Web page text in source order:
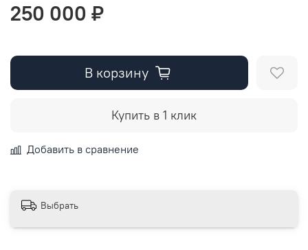
250 000 ₽
В корзину
Купить в 1 клик
Добавить в сравнение
Выбрать